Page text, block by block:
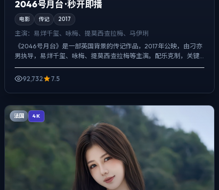
2046号月台 · 秒开即播
电影 传记 2017
主演： 易烊千玺、咏梅、提莫西·查拉梅、马伊琍
《2046号月台》是一部英国背景的传记作品，2017年公映，由刁亦
男执导，易烊千玺、咏梅、提莫西·查拉梅等主演。配乐克制，关键
场面反而以环境声托情绪，冲突并非来自夸张奇观，而来...
92,732
7.5
法国 4K